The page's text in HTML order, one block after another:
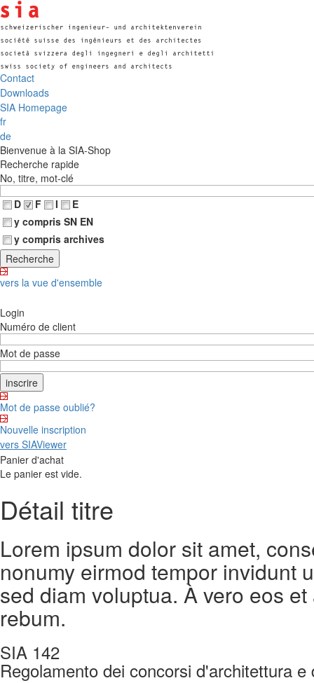
Contact
Downloads
SIA Homepage
fr
de
Bienvenue à la SIA-Shop
Recherche rapide
No, titre, mot-clé
D
F I
E
y compris SN EN
y compris archives
vers la vue d'ensemble
Login
Numéro de client
Mot de passe
Mot de passe oublié?
Nouvelle inscription
vers SIAViewer
Panier d'achat
Le panier est vide.
Détail titre
Lorem ipsum dolor sit amet,
nonumy eirmod tempor invidunt
sed diam voluptua. À vero eos
rebum.
SIA 142
Regolamento dei concorsi d'architettura e